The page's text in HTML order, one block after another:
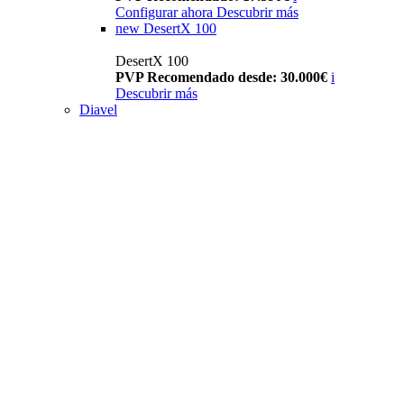
Configurar ahora Descubrir más
new DesertX 100
DesertX 100
PVP Recomendado desde: 30.000€ i
Descubrir más
Diavel